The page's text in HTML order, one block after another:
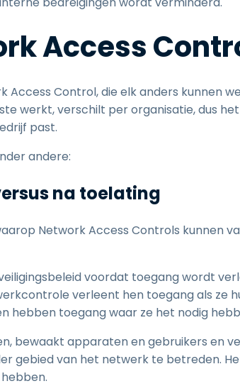
Access
Access Control, die elk anders kunnen
werkt, verschilt per organisatie, dus
past.
andere:
na toelating
Network Access Controls kunnen
voordat toegang wordt
verleent hen toegang als ze
hebben toegang waar ze het nodig
bewaakt apparaten en gebruikers en
gebied van het netwerk te betreden.